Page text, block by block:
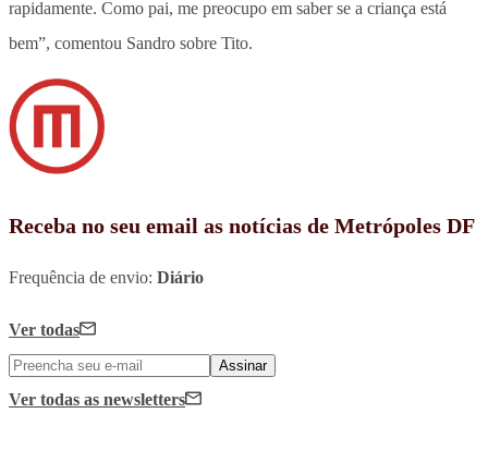
rapidamente. Como pai, me preocupo em saber se a criança está
bem”, comentou Sandro sobre Tito.
Receba no seu email as notícias de Metrópoles DF
Frequência de envio: Diário
Ver todas
Assinar
Ver todas as newsletters